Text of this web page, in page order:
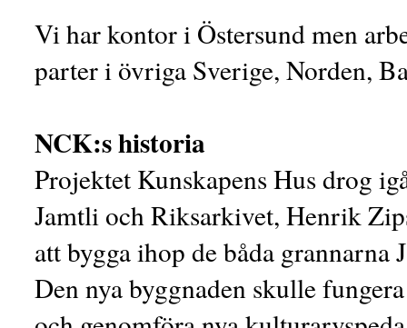
Vi har kontor i Östersund men
parter i övriga Sverige, Norden,
NCK:s historia
Projektet Kunskapens Hus drog
Jamtli och Riksarkivet, Henrik
att bygga ihop de båda
Den nya byggnaden skulle